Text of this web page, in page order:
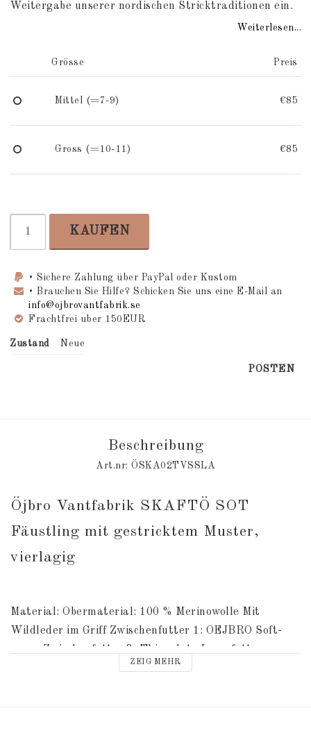
Weitergabe unserer nordischen Stricktraditionen ein.
Weiterlesen...
Grösse Preis
Mittel (=7-9) €85
Gross (=10-11) €85
KAUFEN
• Sichere Zahlung über PayPal oder Kustom
• Brauchen Sie Hilfe? Schicken Sie uns eine E-Mail an
info@ojbrovantfabrik.se
Frachtfrei uber 150EUR
Zustand Neue
POSTEN
Beschreibung
Art.nr: ÖSKA02TVSSLA
Öjbro Vantfabrik SKAFTÖ SOT
Fäustling mit gestricktem Muster,
vierlagig
Material: Obermaterial: 100 % Merinowolle Mit
Wildleder im Griff Zwischenfutter 1: OEJBRO Soft-
warm Zwischenfutter 2: Thinsulate Innenfutter:
Tricot Waschanleitung im Fäustlinge
ZEIG MEHR